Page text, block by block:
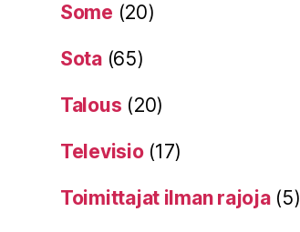
Some (20)
Sota(65)
Talous (20)
Televisio(17)
Toimittajat ilman rajoja(5)